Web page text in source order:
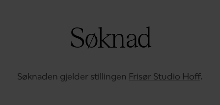
Søknad
Søknaden gjelder stillingen Frisør Studio Hoff.